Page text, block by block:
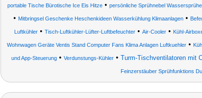
portable Tische Bürotische Ice Eis Hitze • persönliche Sprühnebel
• Mitbringsel Geschenke Heschenkideen Wasserkühlung Klimaanlagen •
Luftkühler• Tisch-Luftkühler-Lüfter-Luftbefeuchter• Air-Cooler• Kühl-
Wohnwagen Geräte Ventis Stand Computer Fans Klima Anlagen Luftkuehler •
und App-Steuerung• Verdunstungs-Kühler• Turm-Tischventilatoren mit
Feinzerstäuber Sprühfunktions